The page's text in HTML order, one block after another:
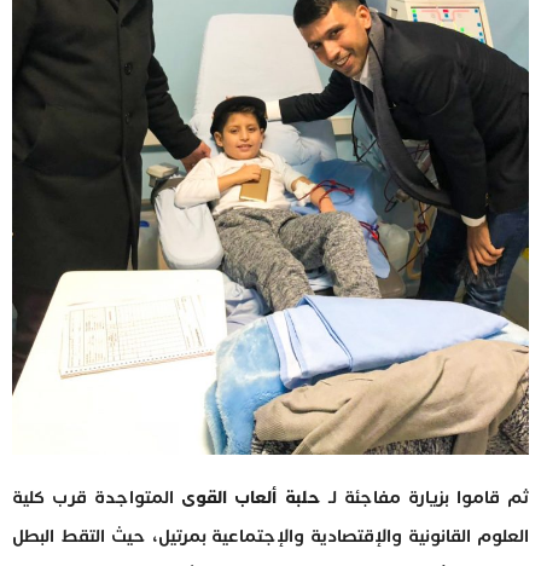
ثم قاموا بزيارة مفاجئة لـ حلبة ألعاب القوى المتواجدة قرب كلية
العلوم القانونية والإقتصادية والإجتماعية بمرتيل، حيث التقط البطل